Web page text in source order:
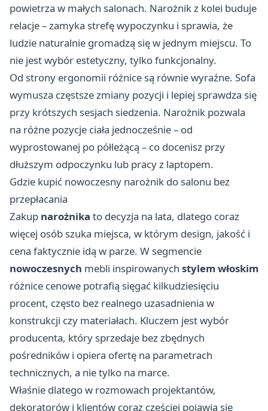
powietrza w małych salonach. Narożnik z kolei buduje
relacje – zamyka strefę wypoczynku i sprawia, że
ludzie naturalnie gromadzą się w jednym miejscu. To
nie jest wybór estetyczny, tylko funkcjonalny.
Od strony ergonomii różnice są równie wyraźne. Sofa
wymusza częstsze zmiany pozycji i lepiej sprawdza się
przy krótszych sesjach siedzenia. Narożnik pozwala
na różne pozycje ciała jednocześnie – od
wyprostowanej po półleżącą – co docenisz przy
dłuższym odpoczynku lub pracy z laptopem.
Gdzie kupić nowoczesny narożnik do salonu bez
przepłacania
Zakup narożnika to decyzja na lata, dlatego coraz
więcej osób szuka miejsca, w którym design, jakość i
cena faktycznie idą w parze. W segmencie
nowoczesnych mebli inspirowanych stylem włoskim
różnice cenowe potrafią sięgać kilkudziesięciu
procent, często bez realnego uzasadnienia w
konstrukcji czy materiałach. Kluczem jest wybór
producenta, który sprzedaje bez zbędnych
pośredników i opiera ofertę na parametrach
technicznych, a nie tylko na marce.
Właśnie dlatego w rozmowach projektantów,
dekoratorów i klientów coraz częściej pojawia się